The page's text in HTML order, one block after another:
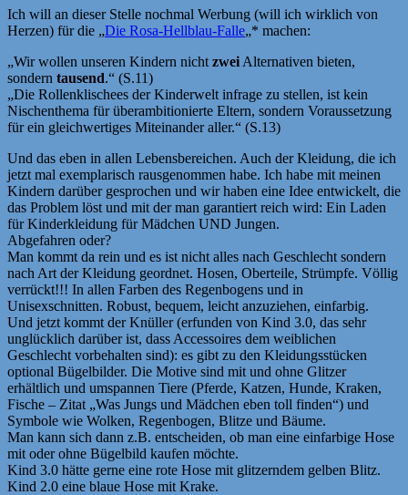
Ich will an dieser Stelle nochmal Werbung (will ich wirklich von
Herzen) für die „Die Rosa-Hellblau-Falle„* machen:
„Wir wollen unseren Kindern nicht zwei Alternativen bieten,
sondern tausend.“ (S.11)
„Die Rollenklischees der Kinderwelt infrage zu stellen, ist kein
Nischenthema für überambitionierte Eltern, sondern Voraussetzung
für ein gleichwertiges Miteinander aller.“ (S.13)
Und das eben in allen Lebensbereichen. Auch der Kleidung, die ich
jetzt mal exemplarisch rausgenommen habe. Ich habe mit meinen
Kindern darüber gesprochen und wir haben eine Idee entwickelt, die
das Problem löst und mit der man garantiert reich wird: Ein Laden
für Kinderkleidung für Mädchen UND Jungen.
Abgefahren oder?
Man kommt da rein und es ist nicht alles nach Geschlecht sondern
nach Art der Kleidung geordnet. Hosen, Oberteile, Strümpfe. Völlig
verrückt!!! In allen Farben des Regenbogens und in
Unisexschnitten. Robust, bequem, leicht anzuziehen, einfarbig.
Und jetzt kommt der Knüller (erfunden von Kind 3.0, das sehr
unglücklich darüber ist, dass Accessoires dem weiblichen
Geschlecht vorbehalten sind): es gibt zu den Kleidungsstücken
optional Bügelbilder. Die Motive sind mit und ohne Glitzer
erhältlich und umspannen Tiere (Pferde, Katzen, Hunde, Kraken,
Fische – Zitat „Was Jungs und Mädchen eben toll finden“) und
Symbole wie Wolken, Regenbogen, Blitze und Bäume.
Man kann sich dann z.B. entscheiden, ob man eine einfarbige Hose
mit oder ohne Bügelbild kaufen möchte.
Kind 3.0 hätte gerne eine rote Hose mit glitzerndem gelben Blitz.
Kind 2.0 eine blaue Hose mit Krake.